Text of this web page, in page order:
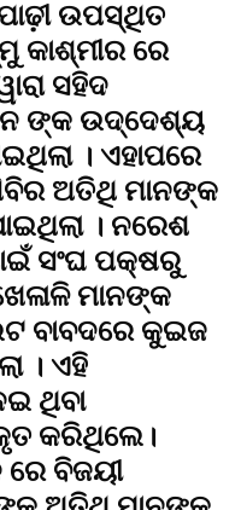
ଉପସ୍ଥିତ
କାଶ୍ମୀର ରେ
ସହିଦ
ଙ୍କ ଉଦ୍ଦେଶ୍ୟ
। ଏହାପରେ
ଅତିଥି ମାନଙ୍କ
। ନରେଶ
ସଂଘ ପକ୍ଷରୁ
ମାନଙ୍କ
ବାବଦରେ କୁଇଜ
। ଏହି
ଥିବା
କରିଥିଲେ।
ବିଜୟୀ